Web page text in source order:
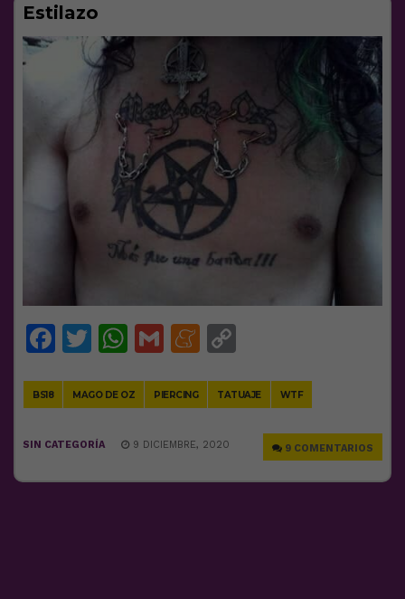
Estilazo
Facebook
Twitter
WhatsApp
GmailMeneame
BS18 MAGO DE OZ PIERCING TATUAJE WTF
9 COMENTARIOS
SIN CATEGORÍA 9 DICIEMBRE, 2020